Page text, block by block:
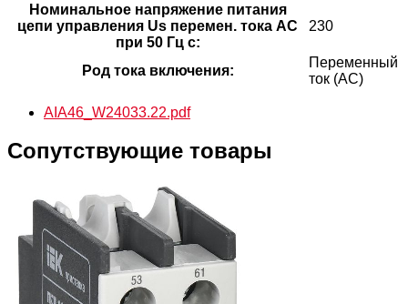
Номинальное напряжение питания
цепи управления Us перемен. тока АС
при 50 Гц с:
230
Род тока включения:
Переменный
ток (AC)
AIA46_W24033.22.pdf
Сопутствующие товары